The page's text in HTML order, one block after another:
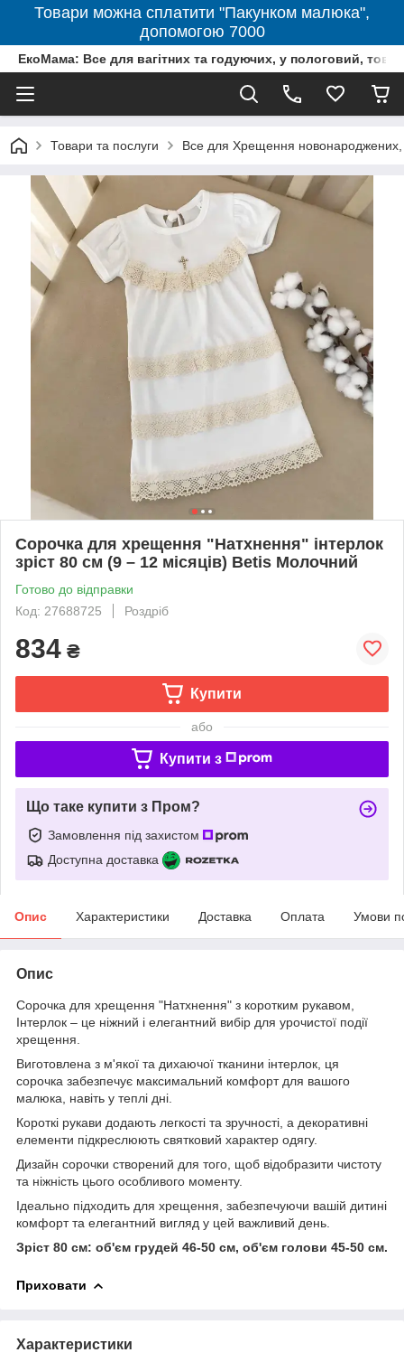
Товари можна сплатити "Пакунком малюка",
допомогою 7000
ЕкоМама: Все для вагітних та годуючих, у пологовий,
Товари та послуги Все для Хрещення новонароджених,
Сорочка для хрещення "Натхнення" інтерлок
зріст 80 см (9 – 12 місяців) Betis Молочний
Готово до відправки
Код: 27688725
Роздріб
834 ₴
Купити
або
Купити з
Що таке купити з Пром?
Замовлення під захистом
Доступна доставка
Опис Характеристики Доставка Оплата Умови
Опис
Сорочка для хрещення "Натхнення" з коротким рукавом,
Інтерлок – це ніжний і елегантний вибір для урочистої події
хрещення.
Виготовлена з м'якої та дихаючої тканини інтерлок, ця
сорочка забезпечує максимальний комфорт для вашого
малюка, навіть у теплі дні.
Короткі рукави додають легкості та зручності, а декоративні
елементи підкреслюють святковий характер одягу.
Дизайн сорочки створений для того, щоб відобразити чистоту
та ніжність цього особливого моменту.
Ідеально підходить для хрещення, забезпечуючи вашій дитині
комфорт та елегантний вигляд у цей важливий день.
Зріст 80 см: об'єм грудей 46-50 см, об'єм голови 45-50 см.
Приховати
Характеристики